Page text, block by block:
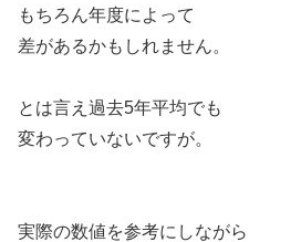
もちろん年度によって
差があるかもしれません。
とは言え過去5年平均でも
変わっていないですが。
実際の数値を参考にしながら